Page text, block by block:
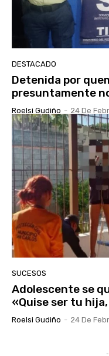
DESTACADO
Detenida por
presuntamente
Roelsi Gudiño - 24 De
SUCESOS
Adolescente se
«Quise ser tu
Roelsi Gudiño - 24 De